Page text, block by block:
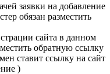
заявки на добавление
обязан разместить
сайта в данном
обратную ссылку
ставит ссылку на сайт
)